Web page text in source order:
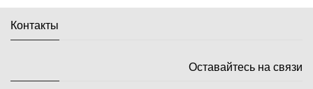
Контакты
Оставайтесь на связи